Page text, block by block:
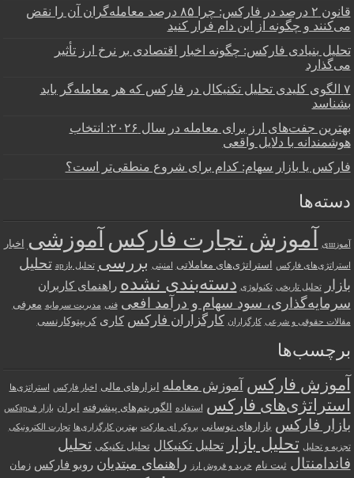
قانون ۲ درصد در فارکس: چرا ۸۵ درصد معامله‌گران آن را نقض
می‌کنند و چگونه از این دام فرار کنید
تحلیل بنیادی فارکس: چگونه اخبار اقتصادی بر نرخ ارز تأثیر
می‌گذارد
۷ الگوی کلیدی تحلیل تکنیکال در فارکس که هر معامله‌گر باید
بشناسد
بهترین جفت‌های ارز برای معامله در سال ۲۰۲۶: انتخاب
هوشمندانه با دلایل واقعی
فارکس یا بازار سهام: کدام برای شروع منطقی‌تر است؟
دسته‌ها
آموزшی آموزش تجارت فارکس آموزشی اخبار
استراتژی‌های فارکس استراتژی‌های معاملاتی امنیتی بررسی تحلیل بازар
تحلیل
بازار
تحلیل تاریخی تکنولوژی دسته‌بندی نشده راهنمای کاربران
سرمایه‌گذاری، سود سهام و درآمد افعی فنی مدیریت سرمایه معرفی
مقالات حقوقی و شرعی کارگزاران کارگزاران فارکس کاری کریپتوکارنسی
برچسب‌ها
آموزش فارکس آموزش معامله ابزارهای مالی اخبار فارکس استراتژی‌ها
استراتژی‌های فارکس استفاده الگوریتم‌های پیشرفته ایران بازار فарکس
بازار فارکس بازارهای نوسانی بروکر ای مارکت بهترین کارگزاری‌ها تجارت الکترونیکی
تجزیه و تحلیل تحلیل بازار تحلیل تکنیکال تحلیل تکنیکی تحلیل
فاندامنتال ثبت نام خرید و فروش ارز راهنمای مبتدیان روبو فارکس زمان